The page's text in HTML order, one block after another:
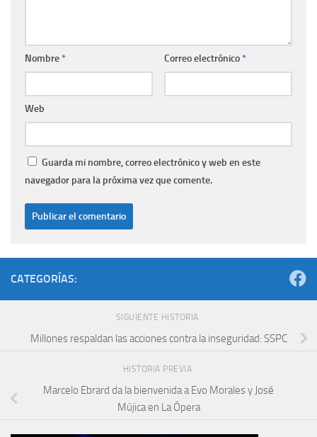
Nombre* Correo electrónico*
Web
Guarda mi nombre, correo electrónico y web en este
navegador para la próxima vez que comente.
CATEGORÍAS:
SIGUIENTE HISTORIA
Millones respaldan las acciones contra la inseguridad: SSPC
HISTORIA PREVIA
Marcelo Ebrard da la bienvenida a Evo Morales y José
Mújica en La Ópera